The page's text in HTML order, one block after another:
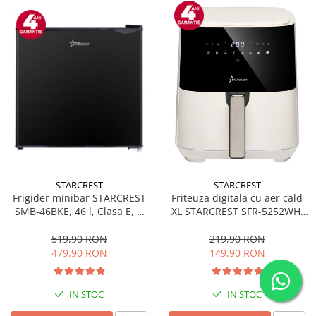
STARCREST
Frigider minibar STARCREST
SMB-46BKE, 46 l, Clasa E, H
519,90 RON
479,90 RON
IN STOC
STARCREST
Friteuza digitala cu aer cald
XL STARCREST SFR-5252WH,
200 °C, 8 programe
predefinite, Alb
219,90 RON
149,90 RON
IN STOC